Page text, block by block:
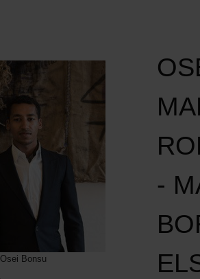
Osei Bonsu
-